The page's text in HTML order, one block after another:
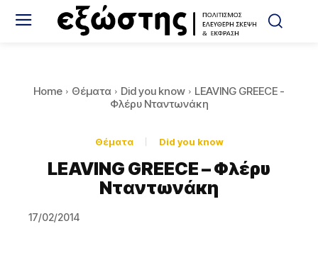
Home Θέματα Did you know
LEAVING GREECE -
Φλέρυ Νταντωνάκη
Θέματα Did you know
LEAVING GREECE – Φλέρυ
Νταντωνάκη
17/02/2014